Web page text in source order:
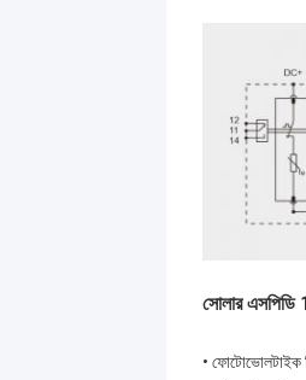
সোলার এসপিডি
• ফোটোভোলটাইক